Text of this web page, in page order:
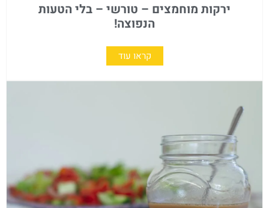
ירקות מוחמצים – טורשי – בלי הטעות
הנפוצה!
קראו עוד